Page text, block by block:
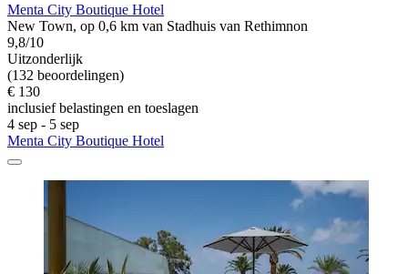
Menta City Boutique Hotel
New Town, op 0,6 km van Stadhuis van Rethimnon
9,8/10
Uitzonderlijk
(132 beoordelingen)
€ 130
inclusief belastingen en toeslagen
4 sep - 5 sep
Menta City Boutique Hotel